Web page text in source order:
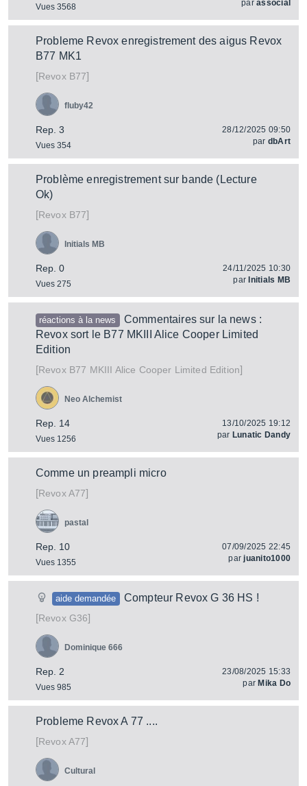
Vues 3568
parassocial
Probleme Revox enregistrement des aigus Revox
B77 MK1
[RevoxB77]
Rep. 3
Vues 354
fluby42
28/12/2025 09:50
par dbArt
Problème enregistrement sur bande (Lecture
Ok)
[RevoxB77]
Rep. 0
Vues 275
Initials MB
24/11/2025 10:30
par Initials MB
réactions à la news
Commentaires sur la news :
Revox sort le B77 MKIII Alice Cooper Limited
Edition
[RevoxB77 MKIII Alice Cooper Limited Edition]
Rep. 14
Vues 1256
Neo Alchemist
13/10/2025 19:12
par Lunatic Dandy
Comme un preampli micro
[RevoxA77]
Rep. 10
Vues 1355
pastal
07/09/2025 22:45
parjuanito1000
aide demandée
Compteur Revox G 36 HS !
[RevoxG36]
Rep. 2
Vues 985
Dominique 666
23/08/2025 15:33
par Mika Do
Probleme Revox A 77 ....
[RevoxA77]
Cultural